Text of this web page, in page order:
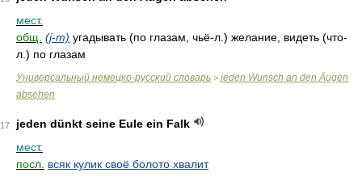
мест.
общ. (j-m) угадывать (по глазам, чьё-л.) желание, видеть (что-
л.) по глазам
Универсальный немецко-русский словарь > jeden Wunsch an den Äugen
absehen
17
jeden dünkt seine Eule ein Falk
мест.
посл. всяк кулик своё болото хвалит